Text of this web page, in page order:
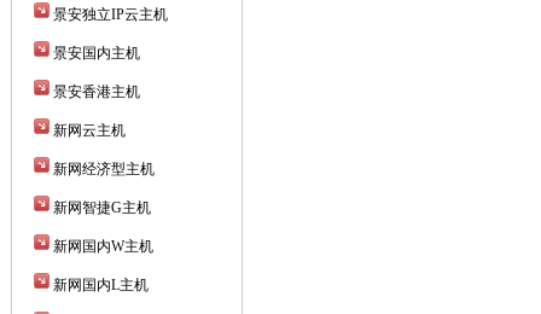
景安独立IP云主机
景安国内主机
景安香港主机
新网云主机
新网经济型主机
新网智捷G主机
新网国内W主机
新网国内L主机